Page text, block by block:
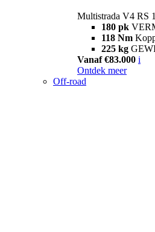
Multistrada V4 RS
180 pk
118 Nm
225 kg
Vanaf €83.000 i
Ontdek meer
Off-road